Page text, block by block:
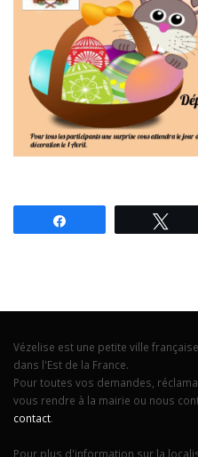
Vézelise est une petite ville
dans l'Est de la France.
Pour toutes vos demandes,
vous rendre à la mairie ou nous
contact.
Pour plus d'information sur la